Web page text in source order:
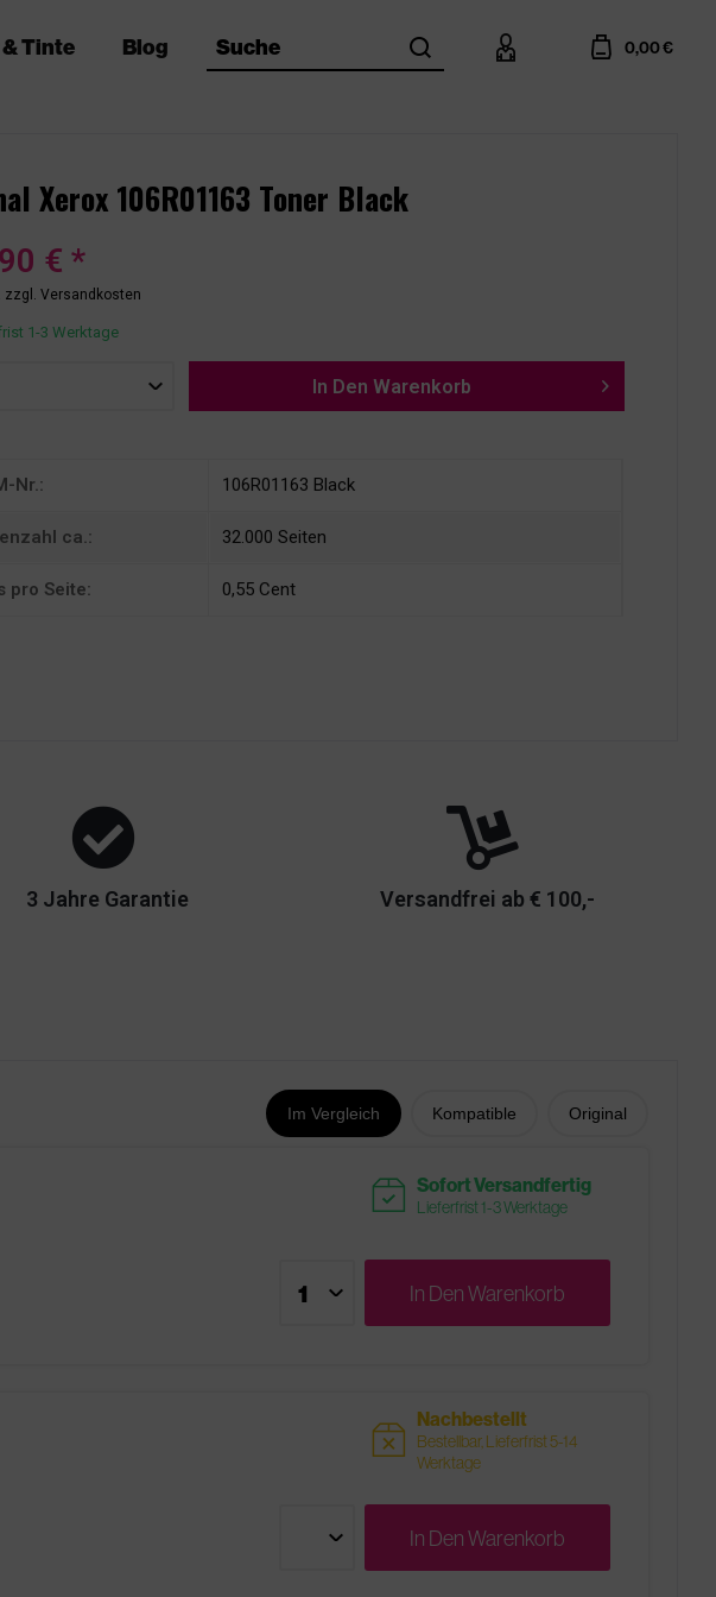
Tinte Blog Suche search account cart 0,00 €
Xerox 106R01163 Toner Black
€ *
zzgl. Versandkosten
1-3 Werktage
In Den Warenkorb
Nr.: 106R01163 Black
ca.: 32.000 Seiten
pro Seite: 0,55 Cent
3 Jahre Garantie Versandfrei ab € 100,-
Im Vergleich Kompatible Original
readytoship Sofort Versandfertig
Lieferfrist 1-3 Werktage
In DenWarenkorb
sold Nachbestellt
Bestellbar, Lieferfrist 5-14
Werktage
In DenWarenkorb